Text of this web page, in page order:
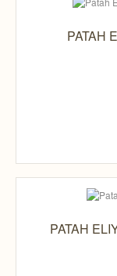
PATAH
PATAH